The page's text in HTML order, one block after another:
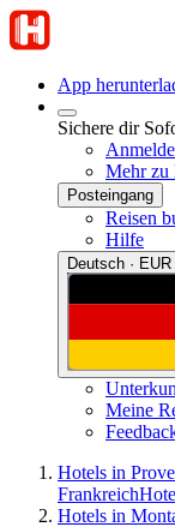
App
Sichere dir
Mehr zu
Posteingang
Reisen
Hilfe
Deutsch · EUR
Meine
Hotels in
Frankreich
Hotels in